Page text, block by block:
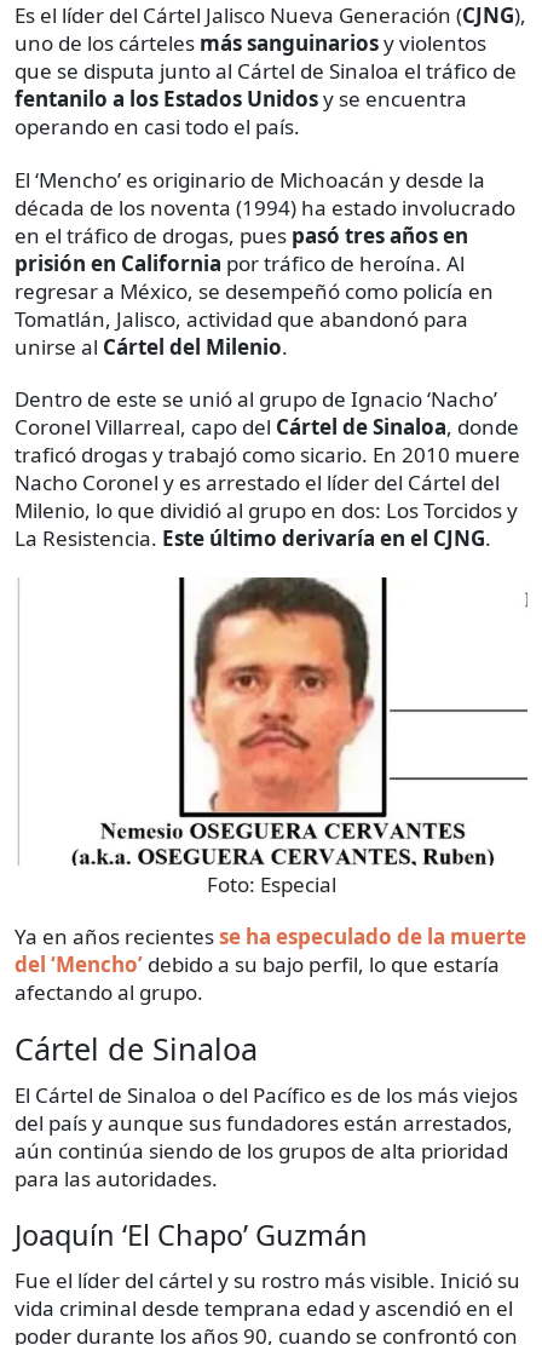
Es el líder del Cártel Jalisco Nueva Generación (CJNG),
uno de los cárteles más sanguinariosy violentos
que se disputa junto al Cártel de Sinaloa el tráfico de
fentanilo a los Estados Unidosy se encuentra
operando en casi todo el país.
El ‘Mencho’ es originario de Michoacán y desde la
década de los noventa (1994) ha estado involucrado
en el tráfico de drogas, pues pasó tres años en
prisión en California por tráfico de heroína. Al
regresar a México, se desempeñó como policía en
Tomatlán, Jalisco, actividad que abandonó para
unirse al Cártel del Milenio.
Dentro de este se unió al grupo de Ignacio ‘Nacho’
Coronel Villarreal, capo del Cártel de Sinaloa, donde
traficó drogas y trabajó como sicario. En 2010 muere
Nacho Coronel y es arrestado el líder del Cártel del
Milenio, lo que dividió al grupo en dos: Los Torcidos y
La Resistencia. Este último derivaría en el CJNG.
Foto: Especial
Ya en años recientesse ha especulado de la muerte
del ‘Mencho’ debido a su bajo perfil, lo que estaría
afectando al grupo.
Cártel de Sinaloa
El Cártel de Sinaloa o del Pacífico es de los más viejos
del país y aunque sus fundadores están arrestados,
aún continúa siendo de los grupos de alta prioridad
para las autoridades.
Joaquín ‘El Chapo’ Guzmán
Fue el líder del cártel y su rostro más visible. Inició su
vida criminal desde temprana edad y ascendió en el
poder durante los años 90, cuando se confrontó con